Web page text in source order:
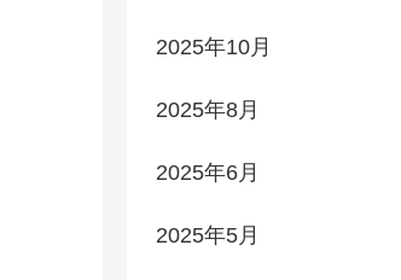
2025年10月
2025年8月
2025年6月
2025年5月